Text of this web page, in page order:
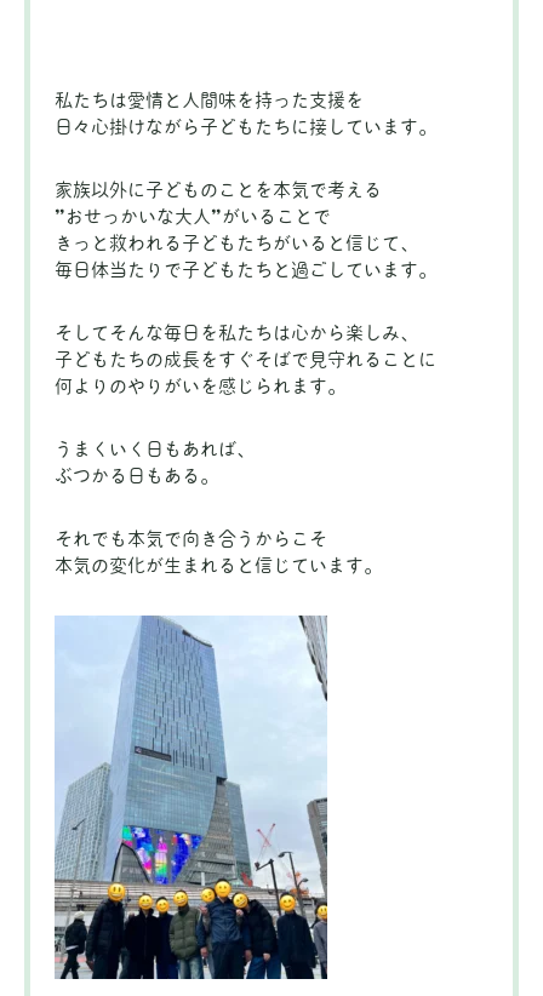
私たちは愛情と人間味を持った支援を
日々心掛けながら子どもたちに接しています。
家族以外に子どものことを本気で考える
”おせっかいな大人”がいることで
きっと救われる子どもたちがいると信じて、
毎日体当たりで子どもたちと過ごしています。
そしてそんな毎日を私たちは心から楽しみ、
子どもたちの成長をすぐそばで見守れることに
何よりのやりがいを感じられます。
うまくいく日もあれば、
ぶつかる日もある。
それでも本気で向き合うからこそ
本気の変化が生まれると信じています。